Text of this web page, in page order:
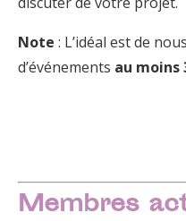
Note : L’idéal est de
d’événements au moins
Membres